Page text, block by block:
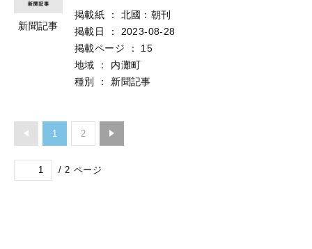
新聞記事
掲載紙 ：
北國：朝刊
掲載日
：
2023-08-28
掲載ページ
：
15
地域
：
内灘町
種別
： 新聞記事
1 2
/ 2 ページ